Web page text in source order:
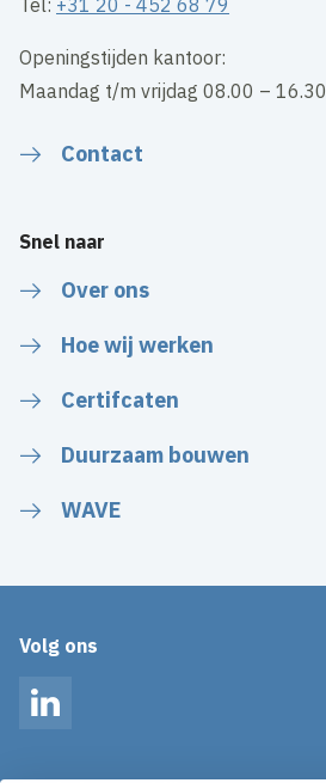
Openingstijden kantoor:
Maandag t/m vrijdag 08.00 – 16.30
Contact
Snel naar
Over ons
Hoe wij werken
Certifcaten
Duurzaam bouwen
WAVE
Volg ons
LinkedIn